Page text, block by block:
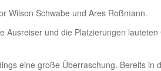
Wilson Schwabe und Ares Roßmann.
Ausreiser und die Platzierungen
eine große Überraschung. Bereits in